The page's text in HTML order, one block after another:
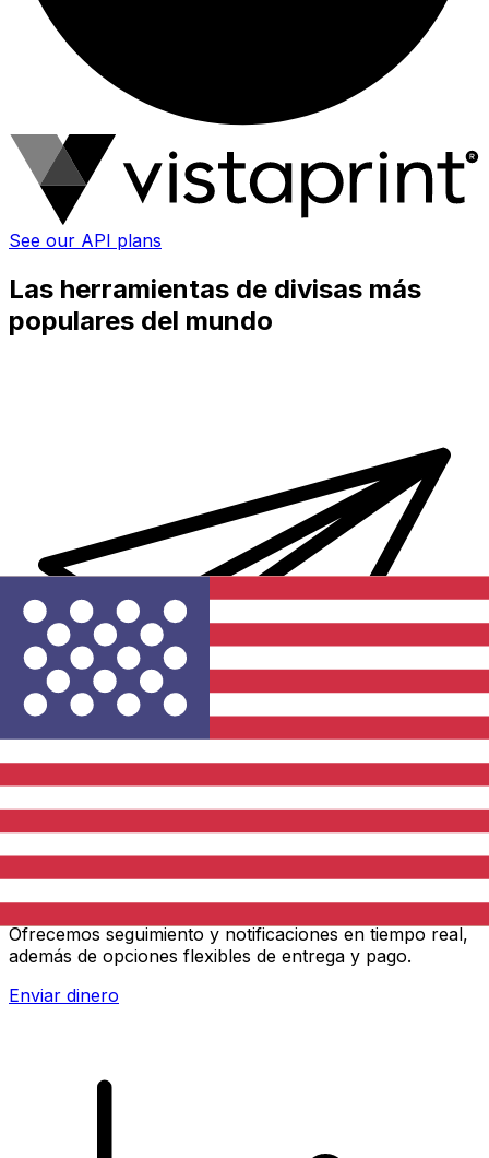
See our API plans
Las herramientas de divisas más
populares del mundo
Ofrecemos seguimiento y notificaciones en tiempo real,
además de opciones flexibles de entrega y pago.
Enviar dinero